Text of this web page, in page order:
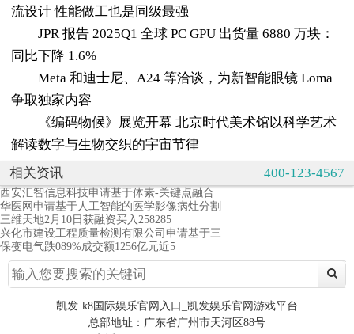
流设计 性能做工也是同级最强
JPR 报告 2025Q1 全球 PC GPU 出货量 6880 万块：
同比下降 1.6%
Meta 和迪士尼、A24 等洽谈，为新智能眼镜 Loma
争取独家内容
《编码物候》展览开幕 北京时代美术馆以科学艺术
解读数字与生物交织的宇宙节律
相关资讯
400-123-4567
西安汇智信息科技申请基于体素-关键点融合
华医网申请基于人工智能的医学影像病灶分割
三维天地2月10日获融资买入258285
兴化市建设工程质量检测有限公司申请基于三
保变电气跌089%成交额1256亿元近5
凯发·k8国际娱乐官网入口_凯发娱乐官网游戏平台
总部地址：广东省广州市天河区88号